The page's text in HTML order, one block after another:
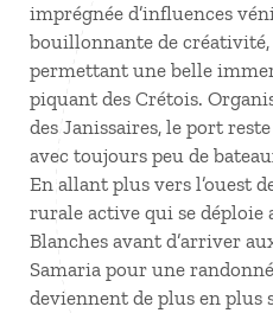
imprégnée d’influences
bouillonnante de
permettant une belle
piquant des Crétois.
des Janissaires, le port
avec toujours peu de
En allant plus vers l’ouest
rurale active qui se déploie
Blanches avant d’arriver
Samaria pour une
deviennent de plus en plus